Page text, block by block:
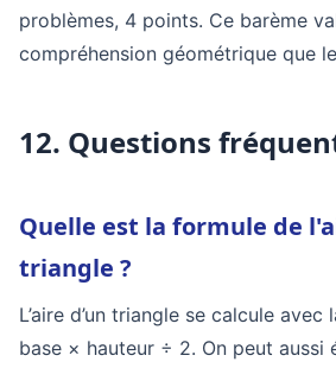
problèmes, 4 points. Ce barème
compréhension géométrique que
12. Questions
Quelle est la formule de
triangle ?
L’aire d’un triangle se calcule
base × hauteur ÷ 2. On peut aussi